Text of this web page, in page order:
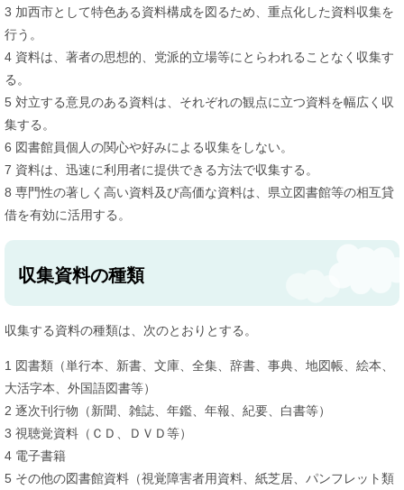
3 加西市として特色ある資料構成を図るため、重点化した資料収集を
行う。
4 資料は、著者の思想的、党派的立場等にとらわれることなく収集す
る。
5 対立する意見のある資料は、それぞれの観点に立つ資料を幅広く収
集する。
6 図書館員個人の関心や好みによる収集をしない。
7 資料は、迅速に利用者に提供できる方法で収集する。
8 専門性の著しく高い資料及び高価な資料は、県立図書館等の相互貸
借を有効に活用する。​
収集資料の種類
収集する資料の種類は、次のとおりとする。
1 図書類（単行本、新書、文庫、全集、辞書、事典、地図帳、絵本、
大活字本、外国語図書等）
2 逐次刊行物（新聞、雑誌、年鑑、年報、紀要、白書等）
3 視聴覚資料（ＣＤ、ＤＶＤ等）
4 電子書籍
5 その他の図書館資料（視覚障害者用資料、紙芝居、パンフレット類